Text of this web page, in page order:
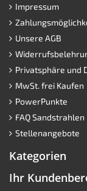
Impressum
Unsere AGB
Privatsphäre und
MwSt. frei Kaufen
PowerPunkte
FAQ Sandstrahlen
Stellenangebote
Kategorien
Ihr